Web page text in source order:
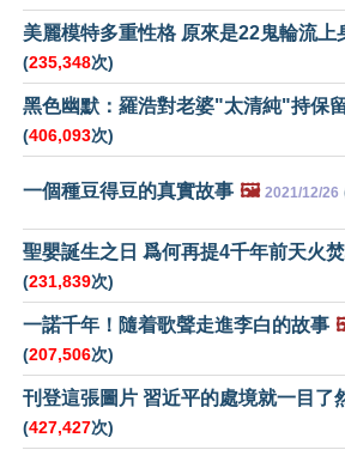
美麗模特多重性格 原來是22鬼輪流上
(235,348次)
黑色幽默：羅浩對老婆"太清純"持保
(406,093次)
一個種豆得豆的真實故事 🖼️ 2021/12/26
聖嬰誕生之日 爲何再提4千年前天火
(231,839次)
一諾千年！隨着歌聲走進李白的故事
(207,506次)
刊登這張圖片 習近平的處境就一目了
(427,427次)